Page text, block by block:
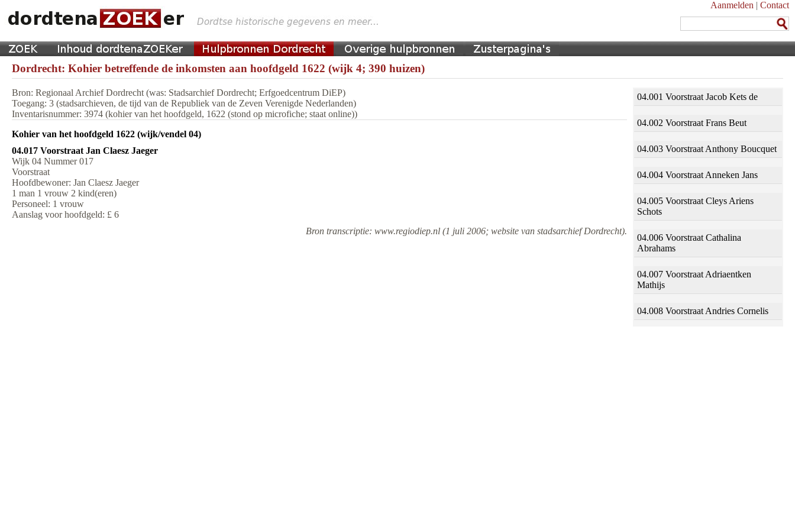
Aanmelden | Contact
Dordrecht: Kohier betreffende de inkomsten aan hoofdgeld 1622 (wijk 4; 390 huizen)
04.001 Voorstraat Jacob Kets de
04.002 Voorstraat Frans Beut
04.003 Voorstraat Anthony Boucquet
04.004 Voorstraat Anneken Jans
04.005 Voorstraat Cleys Ariens
Schots
04.006 Voorstraat Cathalina
Abrahams
04.007 Voorstraat Adriaentken
Mathijs
04.008 Voorstraat Andries Cornelis
Bron: Regionaal Archief Dordrecht (was: Stadsarchief Dordrecht; Erfgoedcentrum DiEP)
Toegang: 3 (stadsarchieven, de tijd van de Republiek van de Zeven Verenigde Nederlanden)
Inventarisnummer: 3974 (kohier van het hoofdgeld, 1622 (stond op microfiche; staat online))
Kohier van het hoofdgeld 1622 (wijk/vendel 04)
04.017 Voorstraat Jan Claesz Jaeger
Wijk 04 Nummer 017
Voorstraat
Hoofdbewoner: Jan Claesz Jaeger
1 man 1 vrouw 2 kind(eren)
Personeel: 1 vrouw
Aanslag voor hoofdgeld: £ 6
Bron transcriptie: www.regiodiep.nl (1 juli 2006; website van stadsarchief Dordrecht).